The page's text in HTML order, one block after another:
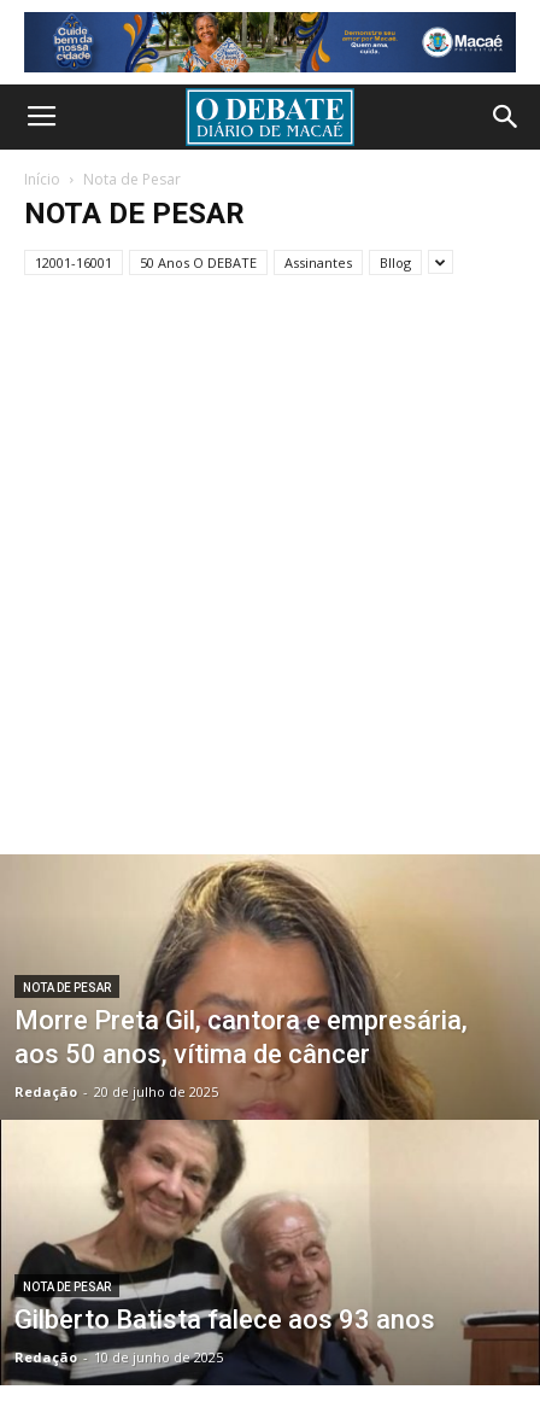
Início Nota de Pesar
NOTA DE PESAR
12001-16001 50 Anos O DEBATE Assinantes Bllog
NOTA DE PESAR
Morre Preta Gil, cantora e empresária,
aos 50 anos, vítima de câncer
Redação - 20 de julho de 2025
NOTA DE PESAR
Gilberto Batista falece aos 93 anos
Redação - 10 de junho de 2025